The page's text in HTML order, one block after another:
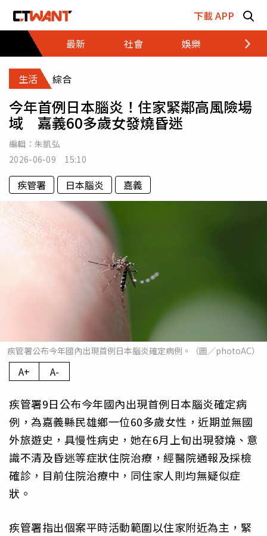
下載 APP
最新
社會 娛樂 財經
生活 綜合
今年首例日本腦炎！住家緊鄰高風險場
域 嘉義60多歲女發燒昏迷
編輯： 朱凱弘
2026-06-09 15:10
疾管署 日本腦炎 嘉義
疾管署公布今年國內出現首例日本腦炎確定病例。（圖／photoAC）
A+ A-
疾管署9日公布今年國內出現首例日本腦炎確定病
例，為嘉義縣民雄鄉一位60多歲女性，近期並無國
外旅遊史，具慢性病史，她在6月上旬出現發燒、意
識不清及昏迷等症狀住院治療，經醫院通報及採檢
確診，目前住院治療中，同住家人則均無疑似症
狀。
疾管署指出個案平時活動範圍以住家附近為主，緊